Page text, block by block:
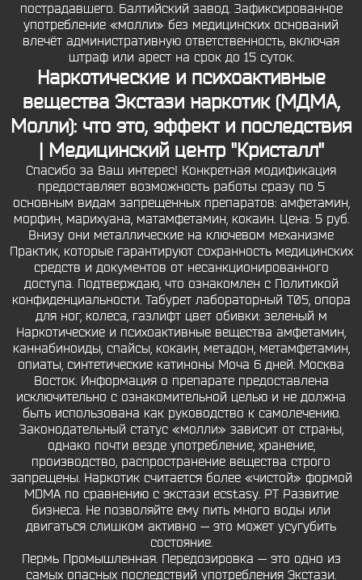
пострадавшего. Балтийский завод. Зафиксированное
употребление «молли» без медицинских оснований
влечёт административную ответственность, включая
штраф или арест на срок до 15 суток.
Наркотические и психоактивные
вещества Экстази наркотик (МДМА,
Молли): что это, эффект и последствия
| Медицинский центр "Кристалл"
Спасибо за Ваш интерес! Конкретная модификация
предоставляет возможность работы сразу по 5
основным видам запрещенных препаратов: амфетамин,
морфин, марихуана, матамфетамин, кокаин. Цена: 5 руб.
Внизу они металлические на ключевом механизме
Практик, которые гарантируют сохранность медицинских
средств и документов от несанкционированного
доступа. Подтверждаю, что ознакомлен с Политикой
конфиденциальности. Табурет лабораторный Т05, опора
для ног, колеса, газлифт цвет обивки: зеленый м
Наркотические и психоактивные вещества амфетамин,
каннабиноиды, спайсы, кокаин, метадон, метамфетамин,
опиаты, синтетические катиноны Моча 6 дней. Москва
Восток. Информация о препарате предоставлена
исключительно с ознакомительной целью и не должна
быть использована как руководство к самолечению.
Законодательный статус «молли» зависит от страны,
однако почти везде употребление, хранение,
производство, распространение вещества строго
запрещены. Наркотик считается более «чистой» формой
MDMA по сравнению с экстази ecstasy. РТ Развитие
бизнеса. Не позволяйте ему пить много воды или
двигаться слишком активно — это может усугубить
состояние.
Пермь Промышленная. Передозировка — это одно из
самых опасных последствий употребления Экстази.